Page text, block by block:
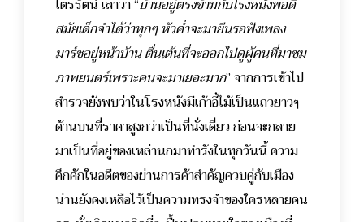
ไตรรัตน์ เล่าว่า “บ้านอยู่ตรงข้ามกับโรงหนังพอดี
สมัยเด็กจำได้ว่าทุกๆ หัวค่ำจะมายืนรอฟังเพลง
มาร์ชอยู่หน้าบ้าน ตื่นเต้นที่จะออกไปดูผู้คนที่มาชม
ภาพยนตร์เพราะคนจะมาเยอะมาก” จากการเข้าไป
สำรวจยังพบว่าในโรงหนังมีเก้าอี้ไม้เป็นแถวยาวๆ
ด้านบนที่ราคาสูงกว่าเป็นที่นั่งเดี่ยว ก่อนจะกลาย
มาเป็นที่อยู่ของเหล่านกมาทำรังในทุกวันนี้ ความ
คึกคักในอดีตของย่านการค้าสำคัญควบคู่กับเมือง
น่านยังคงเหลือไว้เป็นความทรงจำของใครหลายคน